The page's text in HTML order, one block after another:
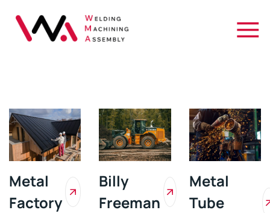
Metal
Factory
Billy
Freeman
Metal
Tube